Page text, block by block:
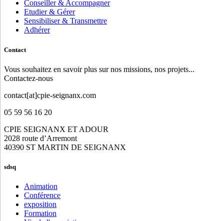
Conseiller & Accompagner
Etudier & Gérer
Sensibiliser & Transmettre
Adhérer
Contact
Vous souhaitez en savoir plus sur nos missions, nos projets...
Contactez-nous
contact[at]cpie-seignanx.com
05 59 56 16 20
CPIE SEIGNANX ET ADOUR
2028 route d’Arremont
40390 ST MARTIN DE SEIGNANX
sdsq
Animation
Conférence
exposition
Formation